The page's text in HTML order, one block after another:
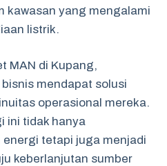
kawasan yang mengalami
listrik.
MAN di Kupang,
mendapat solusi
operasional mereka.
ini tidak hanya
tetapi juga menjadi
keberlanjutan sumber